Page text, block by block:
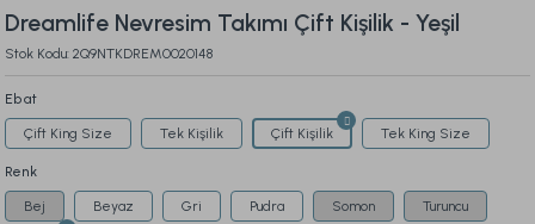
Dreamlife Nevresim Takımı Çift Kişilik - Yeşil
Stok Kodu: 2Q9NTKDREM0020148
Ebat
Çift King Size Tek Kişilik Çift Kişilik Tek King Size
Renk
Bej Beyaz Gri Pudra Somon Turuncu